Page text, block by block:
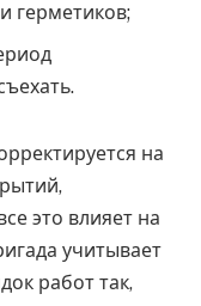
герметиков;
на
это влияет на
учитывает
работ так,